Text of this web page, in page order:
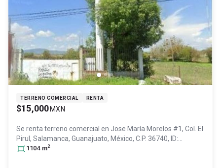
TERRENO COMERCIAL RENTA
$15,000 MXN
Se renta terreno comercial en Jose María Morelos #1, Col. El
Pirul, Salamanca, Guanajuato, México, C.P. 36740, ID:
30834661
1104 m2